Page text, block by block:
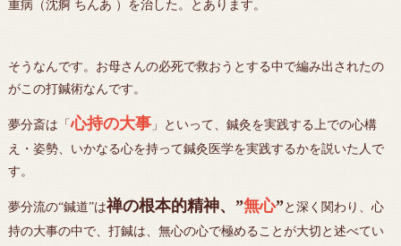
重病（沈痾 ちんあ ）を治した。とあります。
そうなんです。お母さんの必死で救おうとする中で編み出されたの
がこの打鍼術なんです。
夢分斎は「心持の大事」といって、鍼灸を実践する上での心構
え・姿勢、いかなる心を持って鍼灸医学を実践するかを説いた人で
す。
夢分流の“鍼道”は禅の根本的精神、”無心”と深く関わり、心
持の大事の中で、打鍼は、無心の心で極めることが大切と述べてい